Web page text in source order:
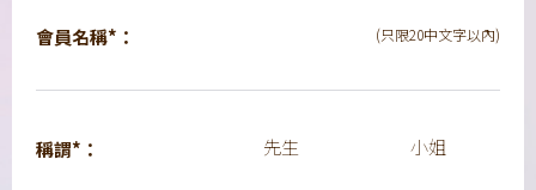
會員名稱*： (只限20中文字以內)
稱謂*： 先生 小姐